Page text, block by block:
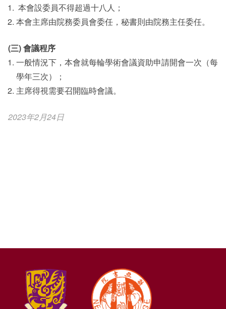
本會設委員不得超過十八人；
本會主席由院務委員會委任，秘書則由院務主任委任。
(三) 會議程序
一般情況下，本會就每輪學術會議資助申請開會一次（每
學年三次）；
主席得視需要召開臨時會議。
2023年2月24日